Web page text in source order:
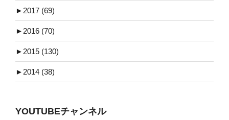
► 2017 (69)
► 2016 (70)
► 2015 (130)
► 2014 (38)
YOUTUBEチャンネル